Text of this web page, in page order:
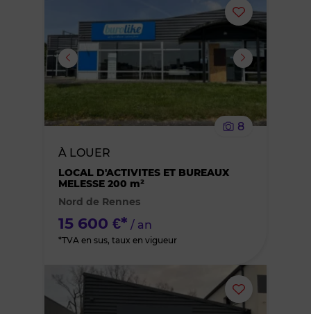
Ajouter
ou
supprimer
8
À LOUER
LOCAL D'ACTIVITES ET BUREAUX
MELESSE 200 m²
Nord de Rennes
15 600 €* / an
*TVA en sus, taux en vigueur
Ajouter